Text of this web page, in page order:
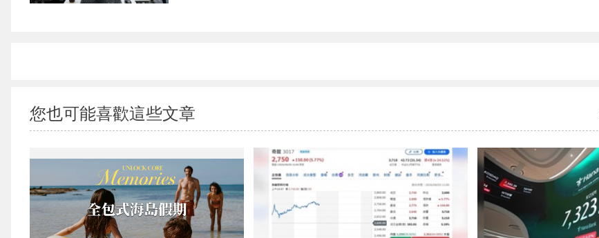
您也可能喜歡這些文章